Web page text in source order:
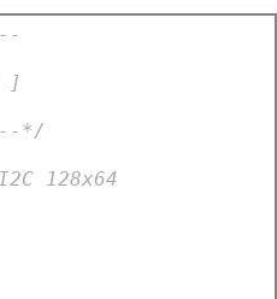
]
*/
128x64